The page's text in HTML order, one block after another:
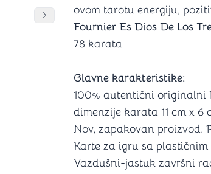
Mozgalice
Hanayama
Ostale mozgalice
Stripovi
Pomeranje sadržaja slajdera u desno
ovom tarotu energiju,
Fournier Es Dios De Los
78 karata
Glavne karakteristike:
100% autentični originalni
dimenzije karata 11 cm x 6
Nov, zapakovan proizvod.
Karte za igru sa plastičnim
Vazdušni-jastuk završni